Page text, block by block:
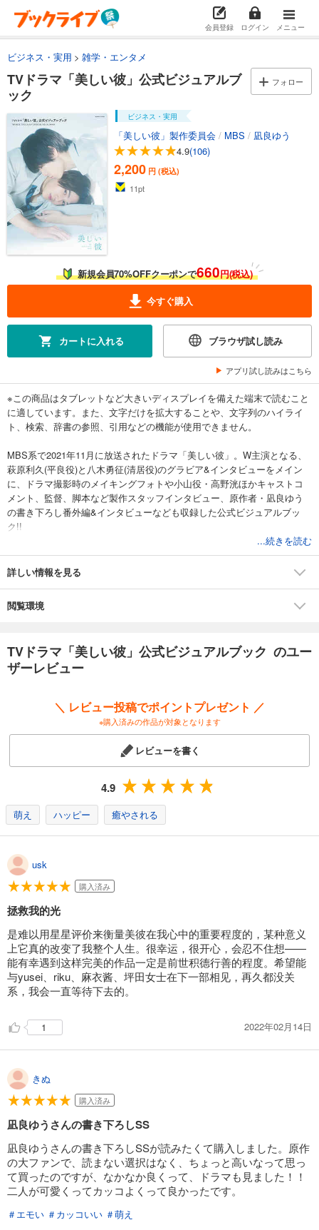
会員登録 ログイン メニュー
ビジネス・実用 雑学・エンタメ
TVドラマ「美しい彼」公式ビジュアルブ
ック
フォロー
ビジネス・実用
「美しい彼」製作委員会 / MBS / 凪良ゆう
4.9(106)
2,200 円 (税込)
11pt
新規会員70%OFFクーポンで660円(税込)
今すぐ購入
カートに入れる ブラウザ試し読み
アプリ試し読みはこちら
※この商品はタブレットなど大きいディスプレイを備えた端末で読むこと
に適しています。また、文字だけを拡大することや、文字列のハイライ
ト、検索、辞書の参照、引用などの機能が使用できません。
MBS系で2021年11月に放送されたドラマ「美しい彼」。W主演となる、
萩原利久(平良役)と八木勇征(清居役)のグラビア&インタビューをメイン
に、ドラマ撮影時のメイキングフォトや小山役・高野洸ほかキャストコ
メント、監督、脚本など製作スタッフインタビュー、原作者・凪良ゆう
の書き下ろし番外編&インタビューなども収録した公式ビジュアルブッ
ク!!
...続きを読む
詳しい情報を見る
閲覧環境
TVドラマ「美しい彼」公式ビジュアルブック のユー
ザーレビュー
＼ レビュー投稿でポイントプレゼント ／
※購入済みの作品が対象となります
レビューを書く
4.9
萌え ハッピー 癒やされる
usk
購入済み
拯救我的光
是难以用星星评价来衡量美彼在我心中的重要程度的，某种意义
上它真的改变了我整个人生。很幸运，很开心，会忍不住想——
能有幸遇到这样完美的作品一定是前世积德行善的程度。希望能
与yusei、riku、麻衣酱、坪田女士在下一部相见，再久都没关
系，我会一直等待下去的。
1 2022年02月14日
きぬ
購入済み
凪良ゆうさんの書き下ろしSS
凪良ゆうさんの書き下ろしSSが読みたくて購入しました。原作
の大ファンで、読まない選択はなく、ちょっと高いなって思っ
て買ったのですが、なかなか良くって、ドラマも見ました！！
二人が可愛くってカッコよくって良かったです。
＃エモい ＃カッコいい ＃萌え